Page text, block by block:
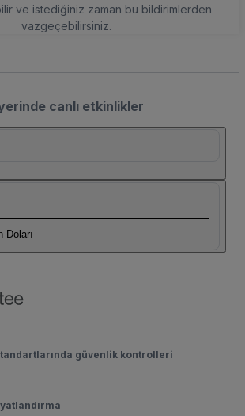
ve istediğiniz zaman bu bildirimlerden
vazgeçebilirsiniz.
canlı etkinlikler
Doları
güvenlik kontrolleri